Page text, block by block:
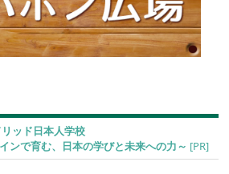
ッド日本人学校
ンで育む、日本の学びと未来への力～ [PR]